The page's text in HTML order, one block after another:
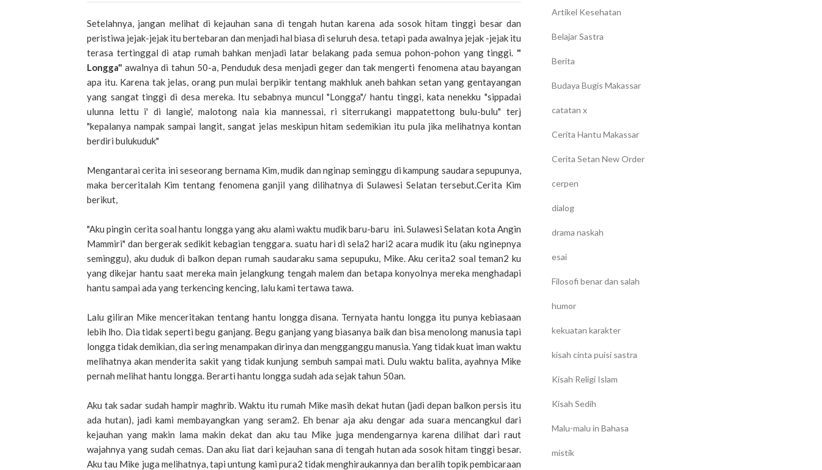
Setelahnya, jangan melihat di kejauhan sana di tengah hutan karena ada sosok hitam tinggi besar dan
peristiwa jejak-jejak itu bertebaran dan menjadi hal biasa di seluruh desa. tetapi pada awalnya jejak -jejak itu
terasa tertinggal di atap rumah bahkan menjadi latar belakang pada semua pohon-pohon yang tinggi. "
Longga"awalnya di tahun 50-a, Penduduk desa menjadi geger dan tak mengerti fenomena atau bayangan
apa itu. Karena tak jelas, orang pun mulai berpikir tentang makhluk aneh bahkan setan yang gentayangan
yang sangat tinggi di desa mereka. Itu sebabnya muncul "Longga"/ hantu tinggi, kata nenekku "sippadai
ulunna lettu i' di langie', malotong naia kia mannessai, ri siterrukangi mappatettong bulu-bulu" terj
"kepalanya nampak sampai langit, sangat jelas meskipun hitam sedemikian itu pula jika melihatnya kontan
berdiri bulukuduk"
Mengantarai cerita ini seseorang bernama Kim, mudik dan nginap seminggu di kampung saudara sepupunya,
maka berceritalah Kim tentang fenomena ganjil yang dilihatnya di Sulawesi Selatan tersebut.Cerita Kim
berikut,
"Aku pingin cerita soal hantu longga yang aku alami waktu mudik baru-baru ini. Sulawesi Selatan kota Angin
Mammiri" dan bergerak sedikit kebagian tenggara. suatu hari di sela2 hari2 acara mudik itu (aku nginepnya
seminggu), aku duduk di balkon depan rumah saudaraku sama sepupuku, Mike. Aku cerita2 soal teman2 ku
yang dikejar hantu saat mereka main jelangkung tengah malem dan betapa konyolnya mereka menghadapi
hantu sampai ada yang terkencing kencing, lalu kami tertawa tawa.
Lalu giliran Mike menceritakan tentang hantu longga disana. Ternyata hantu longga itu punya kebiasaan
lebih lho. Dia tidak seperti begu ganjang. Begu ganjang yang biasanya baik dan bisa menolong manusia tapi
longga tidak demikian, dia sering menampakan dirinya dan mengganggu manusia. Yang tidak kuat iman waktu
melihatnya akan menderita sakit yang tidak kunjung sembuh sampai mati. Dulu waktu balita, ayahnya Mike
pernah melihat hantu longga. Berarti hantu longga sudah ada sejak tahun 50an.
Aku tak sadar sudah hampir maghrib. Waktu itu rumah Mike masih dekat hutan (jadi depan balkon persis itu
ada hutan), jadi kami membayangkan yang seram2. Eh benar aja aku dengar ada suara mencangkul dari
kejauhan yang makin lama makin dekat dan aku tau Mike juga mendengarnya karena dilihat dari raut
wajahnya yang sudah cemas. Dan aku liat dari kejauhan sana di tengah hutan ada sosok hitam tinggi besar.
Aku tau Mike juga melihatnya, tapi untung kami pura2 tidak menghiraukannya dan beralih topik pembicaraan
Artikel Kesehatan
Belajar Sastra
Berita
Budaya Bugis Makassar
catatan x
Cerita Hantu Makassar
Cerita Setan New Order
cerpen
dialog
drama naskah
esai
Filosofi benar dan salah
humor
kekuatan karakter
kisah cinta puisi sastra
Kisah Religi Islam
Kisah Sedih
Malu-malu in Bahasa
mistik